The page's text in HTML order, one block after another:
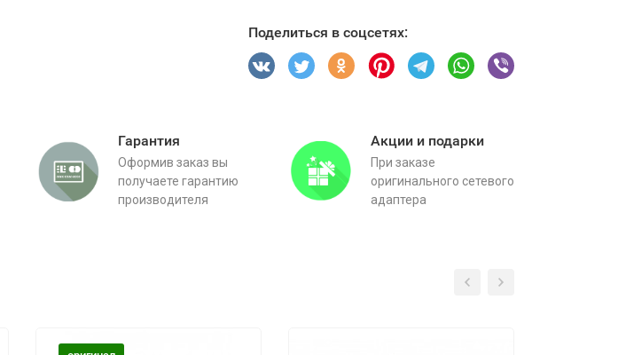
Поделиться в соцсетях:
Гарантия
Оформив заказ вы
получаете гарантию
производителя
Акции и подарки
При заказе
оригинального сетевого
адаптера